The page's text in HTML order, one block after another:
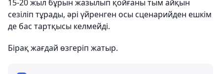
15-20 жыл бұрын жазылып қойғаны тым айқын
сезіліп тұрады, әрі үйренген осы сценарийден ешкім
де бас тартқысы келмейді.
Бірақ жағдай өзгеріп жатыр.